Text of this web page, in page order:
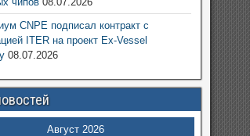
CNPE подписал контракт с
ITER на проект Ex-Vessel
08.07.2026
Август 2026